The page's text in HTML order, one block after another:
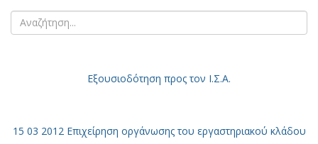
Εξουσιοδότηση προς τον Ι.Σ.Α.
15 03 2012 Επιχείρηση οργάνωσης του εργαστηριακού κλάδου